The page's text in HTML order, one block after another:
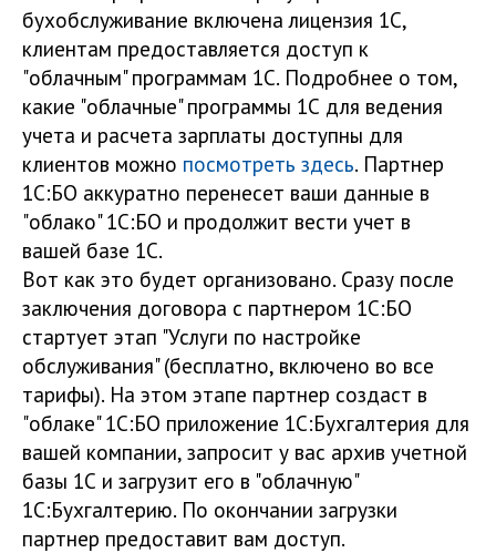
бухобслуживание включена лицензия 1С,
клиентам предоставляется доступ к
"облачным" программам 1С. Подробнее о том,
какие "облачные" программы 1С для ведения
учета и расчета зарплаты доступны для
клиентов можно посмотреть здесь. Партнер
1С:БО аккуратно перенесет ваши данные в
"облако" 1С:БО и продолжит вести учет в
вашей базе 1С.
Вот как это будет организовано. Сразу после
заключения договора с партнером 1С:БО
стартует этап "Услуги по настройке
обслуживания" (бесплатно, включено во все
тарифы). На этом этапе партнер создаст в
"облаке" 1С:БО приложение 1С:Бухгалтерия для
вашей компании, запросит у вас архив учетной
базы 1С и загрузит его в "облачную"
1С:Бухгалтерию. По окончании загрузки
партнер предоставит вам доступ.